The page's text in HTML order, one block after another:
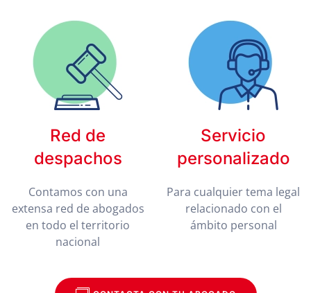
Red de
despachos
Contamos con una
extensa red de abogados
en todo el territorio
nacional
Servicio
personalizado
Para cualquier tema legal
relacionado con el
ámbito personal